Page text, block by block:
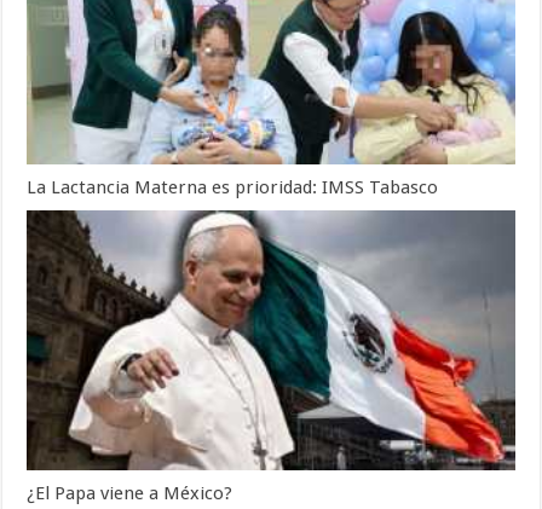
La Lactancia Materna es prioridad: IMSS Tabasco
¿El Papa viene a México?